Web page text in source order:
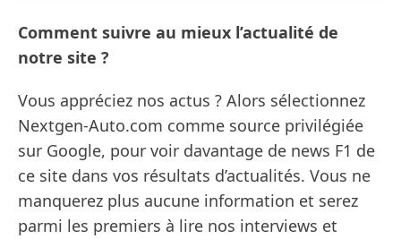
Comment suivre au mieux l’actualité de
notre site ?
Vous appréciez nos actus ? Alors sélectionnez
Nextgen-Auto.com comme source privilégiée
sur Google, pour voir davantage de news F1 de
ce site dans vos résultats d’actualités. Vous ne
manquerez plus aucune information et serez
parmi les premiers à lire nos interviews et